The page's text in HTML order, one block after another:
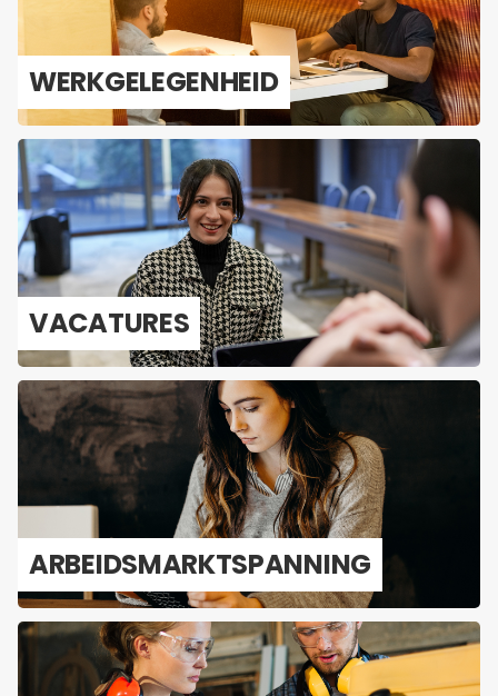
WERK­GE­LE­GEN­HEID
VA­CA­TU­RES
AR­BEIDS­MARKT­SPAN­NING